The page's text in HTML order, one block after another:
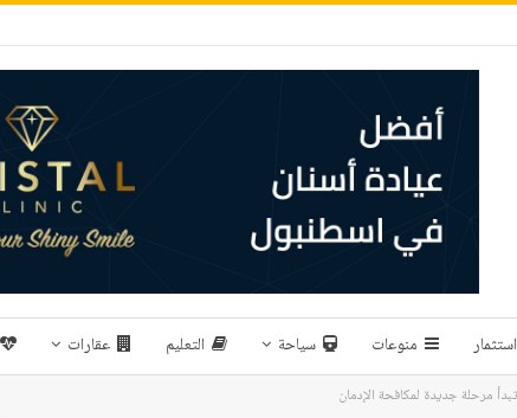
منوعات سياحة التعليم عقارات
مرحلة جديدة لمكافحة الإدمان